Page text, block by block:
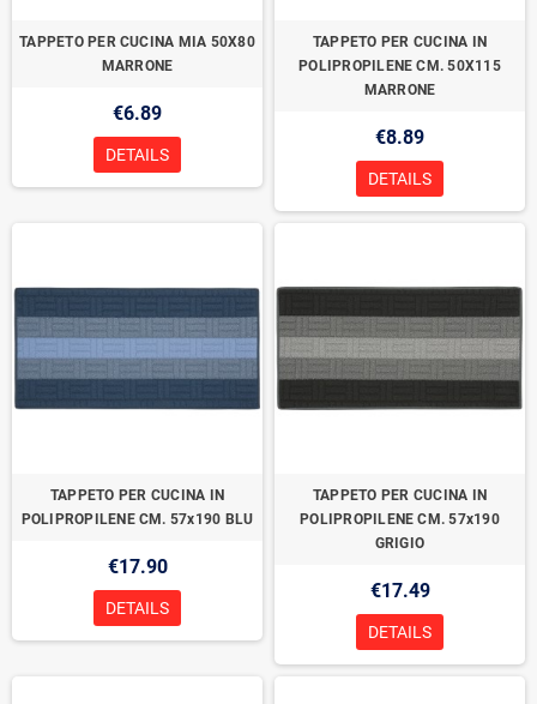
TAPPETO PER CUCINA MIA 50X80
MARRONE
€6.89
DETAILS
TAPPETO PER CUCINA IN
POLIPROPILENE CM. 50X115
MARRONE
€8.89
DETAILS
TAPPETO PER CUCINA IN
POLIPROPILENE CM. 57x190 BLU
€17.90
DETAILS
TAPPETO PER CUCINA IN
POLIPROPILENE CM. 57x190
GRIGIO
€17.49
DETAILS